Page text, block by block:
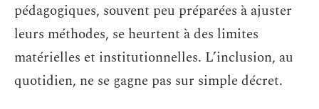
pédagogiques, souvent peu préparées à ajuster
leurs méthodes, se heurtent à des limites
matérielles et institutionnelles. L’inclusion, au
quotidien, ne se gagne pas sur simple décret.